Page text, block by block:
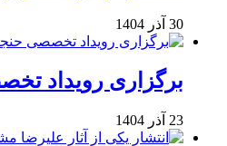
30 آذر 1404
برگزاری رویداد
23 آذر 1404